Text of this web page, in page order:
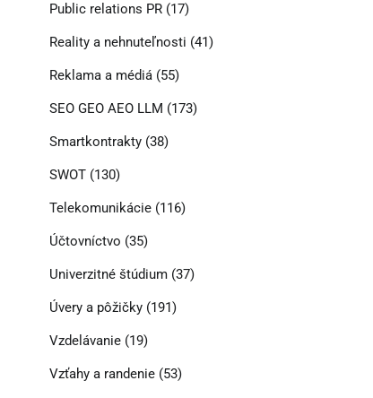
Public relations PR(17)
Reality a nehnuteľnosti (41)
Reklama a médiá(55)
SEO GEO AEO LLM (173)
Smartkontrakty(38)
SWOT(130)
Telekomunikácie(116)
Účtovníctvo (35)
Univerzitné štúdium(37)
Úvery a pôžičky(191)
Vzdelávanie(19)
Vzťahy a randenie(53)